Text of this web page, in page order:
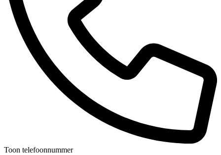
Toon telefoonnummer